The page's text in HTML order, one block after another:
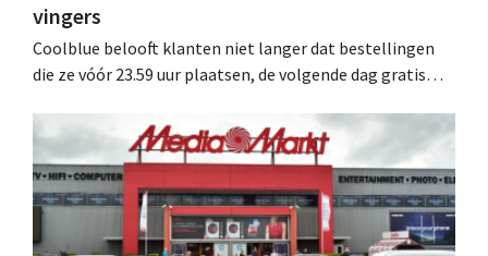
vingers
Coolblue belooft klanten niet langer dat bestellingen
die ze vóór 23.59 uur plaatsen, de volgende dag gratis
nadat de Nederlandse Reclame Code Commissie
oordeelde dat de belofte misleidend en oneerlijk was.